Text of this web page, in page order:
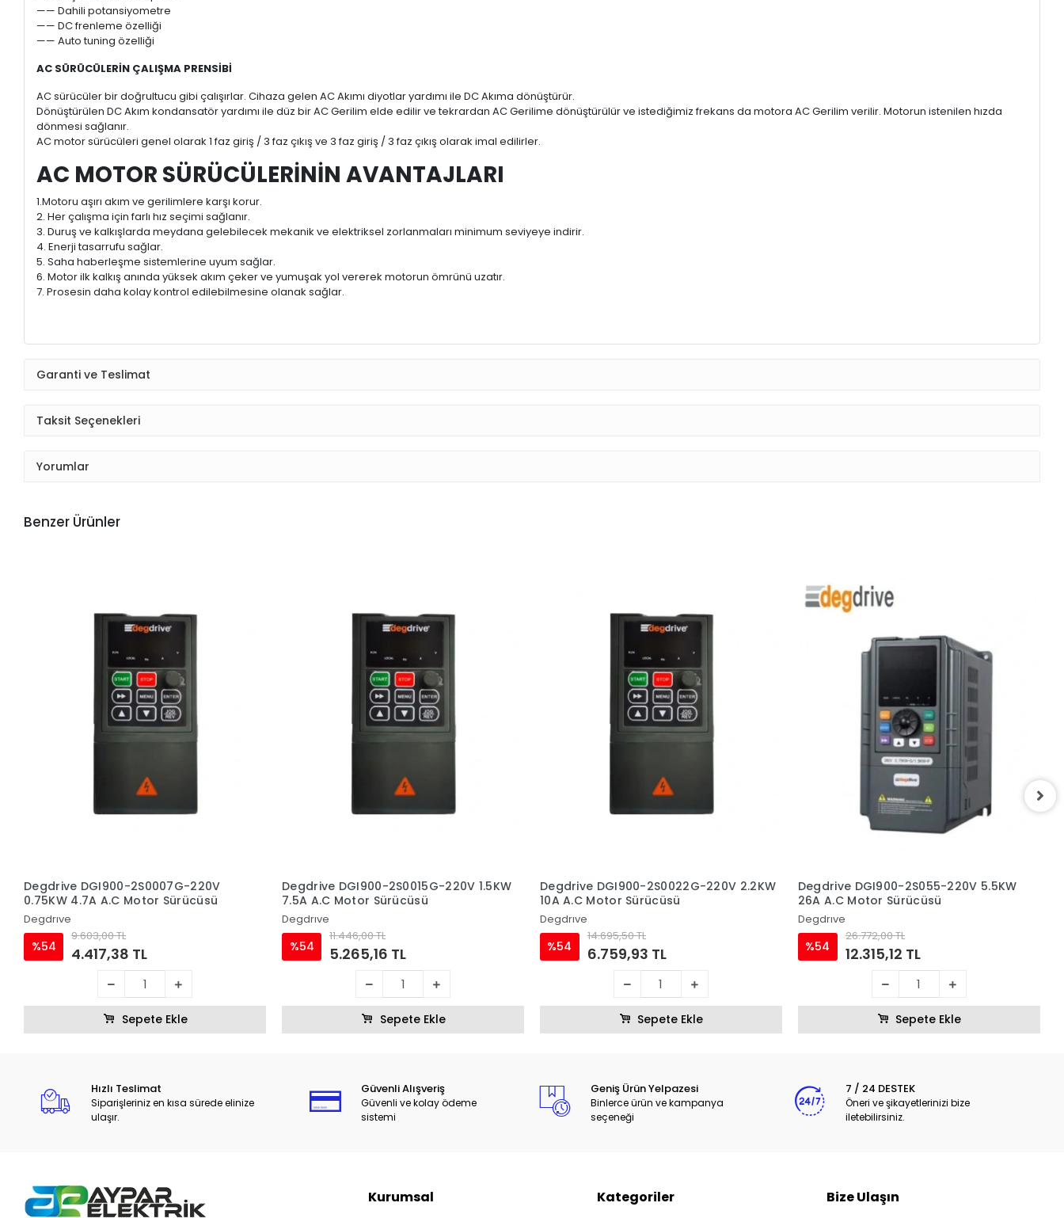
—— Dahili potansiyometre
—— DC frenleme özelliği
—— Auto tuning özelliği
AC SÜRÜCÜLERİN ÇALIŞMA PRENSİBİ
AC sürücüler bir doğrultucu gibi çalışırlar. Cihaza gelen AC Akımı diyotlar yardımı ile DC Akıma dönüştürür.
Dönüştürülen DC Akım kondansatör yardımı ile düz bir AC Gerilim elde edilir ve tekrardan AC Gerilime dönüştürülür ve istediğimiz frekans da motora AC Gerilim verilir. Motorun istenilen hızda
dönmesi sağlanır.
AC motor sürücüleri genel olarak 1 faz giriş / 3 faz çıkış ve 3 faz giriş / 3 faz çıkış olarak imal edilirler.
AC MOTOR SÜRÜCÜLERİNİN AVANTAJLARI
1.Motoru aşırı akım ve gerilimlere karşı korur.
2. Her çalışma için farlı hız seçimi sağlanır.
3. Duruş ve kalkışlarda meydana gelebilecek mekanik ve elektriksel zorlanmaları minimum seviyeye indirir.
4. Enerji tasarrufu sağlar.
5. Saha haberleşme sistemlerine uyum sağlar.
6. Motor ilk kalkış anında yüksek akım çeker ve yumuşak yol vererek motorun ömrünü uzatır.
7. Prosesin daha kolay kontrol edilebilmesine olanak sağlar.
Garanti ve Teslimat
Taksit Seçenekleri
Yorumlar
Benzer Ürünler
Degdrive DGI900-2S0007G-220V
0.75KW 4.7A A.C Motor Sürücüsü
Degdrıve
%54
9.603,00 TL
4.417,38 TL
Sepete Ekle
Degdrive DGI900-2S0015G-220V 1.5KW
7.5A A.C Motor Sürücüsü
Degdrıve
%54
11.446,00 TL
5.265,16 TL
Sepete Ekle
Degdrive DGI900-2S0022G-220V 2.2KW
10A A.C Motor Sürücüsü
Degdrıve
%54
14.695,50 TL
6.759,93 TL
Sepete Ekle
Degdrive DGI900-2S055-220V 5.5KW
26A A.C Motor Sürücüsü
Degdrıve
%54
26.772,00 TL
12.315,12 TL
Sepete Ekle
Hızlı Teslimat
Siparişleriniz en kısa sürede elinize
ulaşır.
Güvenli Alışveriş
Güvenli ve kolay ödeme
sistemi
Geniş Ürün Yelpazesi
Binlerce ürün ve kampanya
seçeneği
7 / 24 DESTEK
Öneri ve şikayetlerinizi bize
iletebilirsiniz.
Kurumsal Kategoriler Bize Ulaşın